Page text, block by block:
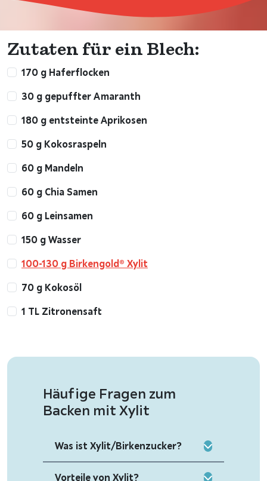
Zutaten für ein Blech:
170 g Haferflocken
30 g gepuffter Amaranth
180 g entsteinte Aprikosen
50 g Kokosraspeln
60 g Mandeln
60 g Chia Samen
60 g Leinsamen
150 g Wasser
100-130 g Birkengold® Xylit
70 g Kokosöl
1 TL Zitronensaft
Häufige Fragen zum
Backen mit Xylit
Was ist Xylit/Birkenzucker?
Vorteile von Xylit?